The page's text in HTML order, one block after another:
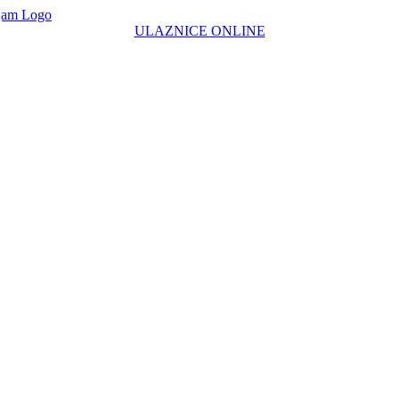
ULAZNICE ONLINE